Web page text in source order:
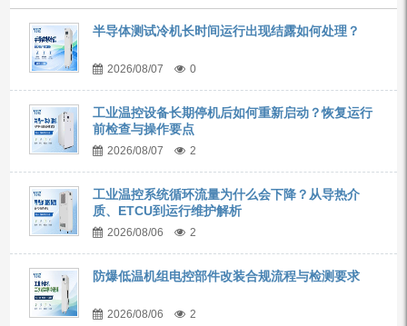
半导体测试冷机长时间运行出现结露如何处理？
2026/08/07 0
工业温控设备长期停机后如何重新启动？恢复运行
前检查与操作要点
2026/08/07 2
工业温控系统循环流量为什么会下降？从导热介
质、ETCU到运行维护解析
2026/08/06 2
防爆低温机组电控部件改装合规流程与检测要求
2026/08/06 2